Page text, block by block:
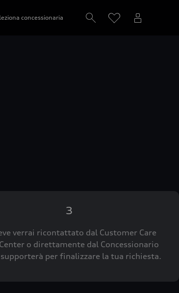
concessionaria
3
verrai ricontattato dal Customer Care
o direttamente dal Concessionario
per finalizzare la tua richiesta.